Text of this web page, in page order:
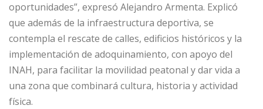
oportunidades”, expresó Alejandro Armenta. Explicó
que además de la infraestructura deportiva, se
contempla el rescate de calles, edificios históricos y la
implementación de adoquinamiento, con apoyo del
INAH, para facilitar la movilidad peatonal y dar vida a
una zona que combinará cultura, historia y actividad
física.